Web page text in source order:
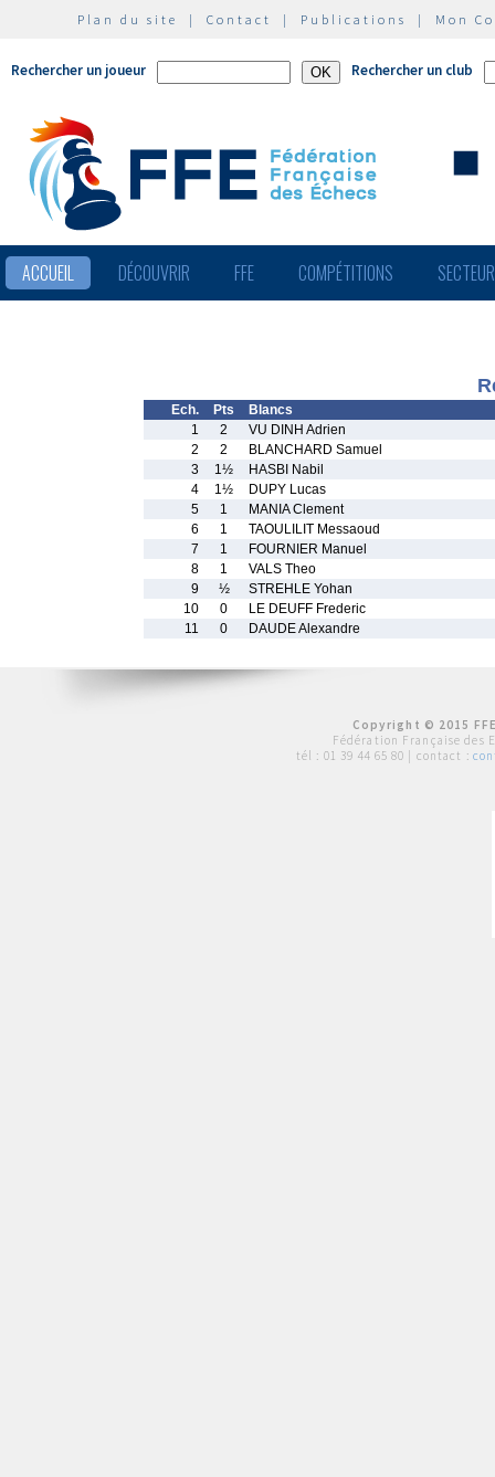
Plan du site | Contact | Publications | Mon
Rechercher un joueur Rechercher un club
ACCUEIL DÉCOUVRIR FFE COMPÉTITIONS
Ech. Pts
Blancs
1
2
VU DINH Adrien
2
2
BLANCHARD Samuel
3
1½
HASBI Nabil
4
1½
DUPY Lucas
5
1
MANIA Clement
6
1
TAOULILIT Messaoud
7
1
FOURNIER Manuel
8
1
VALS Theo
9
½
STREHLE Yohan
10
0
LE DEUFF Frederic
11
0 DAUDE Alexandre
Copyright © 2015
Fédération Française des
tél : 01 39 44 65 80 | contact :